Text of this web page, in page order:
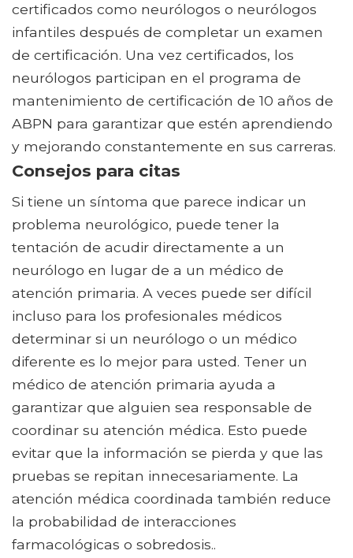
certificados como neurólogos o neurólogos
infantiles después de completar un examen
de certificación. Una vez certificados, los
neurólogos participan en el programa de
mantenimiento de certificación de 10 años de
ABPN para garantizar que estén aprendiendo
y mejorando constantemente en sus carreras.
Consejos para citas
Si tiene un síntoma que parece indicar un
problema neurológico, puede tener la
tentación de acudir directamente a un
neurólogo en lugar de a un médico de
atención primaria. A veces puede ser difícil
incluso para los profesionales médicos
determinar si un neurólogo o un médico
diferente es lo mejor para usted. Tener un
médico de atención primaria ayuda a
garantizar que alguien sea responsable de
coordinar su atención médica. Esto puede
evitar que la información se pierda y que las
pruebas se repitan innecesariamente. La
atención médica coordinada también reduce
la probabilidad de interacciones
farmacológicas o sobredosis..